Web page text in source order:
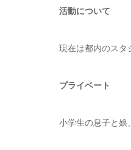
活動について
現在は都内のスタ
プライベート
小学生の息子と娘